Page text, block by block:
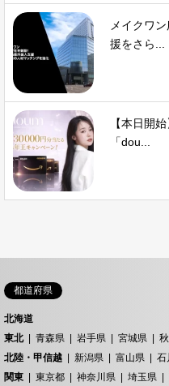
メイクワ
援をさら...
【本日開
「dou...
都道府県
北海道
東北
青森県 岩手県 宮城県
北陸・甲信越
新潟県 富山県 石
関東
東京都 神奈川県 埼玉県